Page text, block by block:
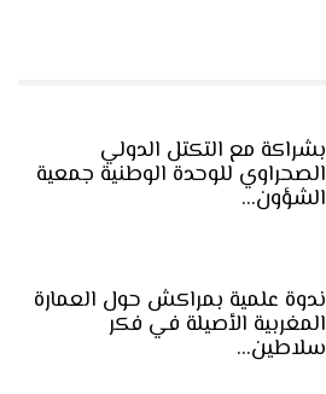
بشراكة مع التكتل الدولي
الصحراوي للوحدة الوطنية جمعية
الشؤون…
ندوة علمية بمراكش حول العمارة
المغربية الأصيلة في فكر
سلاطين…